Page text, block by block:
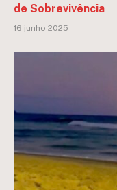
de Sobrevivência
16 junho 2025